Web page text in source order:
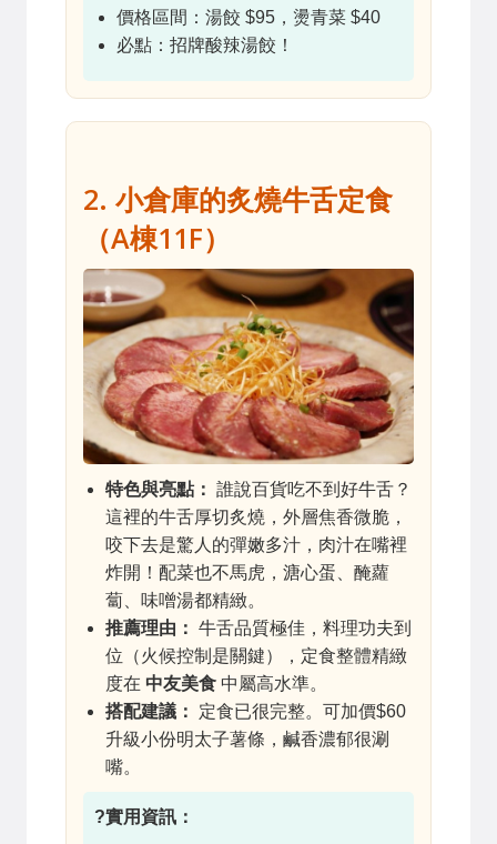
價格區間：湯餃 $95，燙青菜 $40
必點：招牌酸辣湯餃！
2. 小倉庫的炙燒牛舌定食
（A棟11F）
特色與亮點： 誰說百貨吃不到好牛舌？
這裡的牛舌厚切炙燒，外層焦香微脆，
咬下去是驚人的彈嫩多汁，肉汁在嘴裡
炸開！配菜也不馬虎，溏心蛋、醃蘿
蔔、味噌湯都精緻。
推薦理由： 牛舌品質極佳，料理功夫到
位（火候控制是關鍵），定食整體精緻
度在 中友美食 中屬高水準。
搭配建議：
定食已很完整。可加價$60
升級小份明太子薯條，鹹香濃郁很涮
嘴。
?實用資訊：